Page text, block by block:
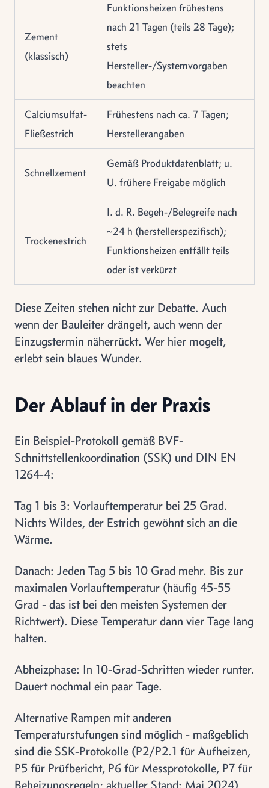
Zement
(klassisch)
Funktionsheizen frühestens
nach 21 Tagen (teils 28 Tage);
stets
Hersteller-/Systemvorgaben
beachten
Calciumsulfat-
Fließestrich
Frühestens nach ca. 7 Tagen;
Herstellerangaben
Schnellzement
Gemäß Produktdatenblatt; u.
U. frühere Freigabe möglich
Trockenestrich
I. d. R. Begeh-/Belegreife nach
~24 h (herstellerspezifisch);
Funktionsheizen entfällt teils
oder ist verkürzt
Diese Zeiten stehen nicht zur Debatte. Auch
wenn der Bauleiter drängelt, auch wenn der
Einzugstermin näherrückt. Wer hier mogelt,
erlebt sein blaues Wunder.
Der Ablauf in der Praxis
Ein Beispiel-Protokoll gemäß BVF-
Schnittstellenkoordination (SSK) und DIN EN
1264-4:
Tag 1 bis 3: Vorlauftemperatur bei 25 Grad.
Nichts Wildes, der Estrich gewöhnt sich an die
Wärme.
Danach: Jeden Tag 5 bis 10 Grad mehr. Bis zur
maximalen Vorlauftemperatur (häufig 45-55
Grad - das ist bei den meisten Systemen der
Richtwert). Diese Temperatur dann vier Tage lang
halten.
Abheizphase: In 10-Grad-Schritten wieder runter.
Dauert nochmal ein paar Tage.
Alternative Rampen mit anderen
Temperaturstufungen sind möglich - maßgeblich
sind die SSK-Protokolle (P2/P2.1 für Aufheizen,
P5 für Prüfbericht, P6 für Messprotokolle, P7 für
Beheizungsregeln; aktueller Stand: Mai 2024)